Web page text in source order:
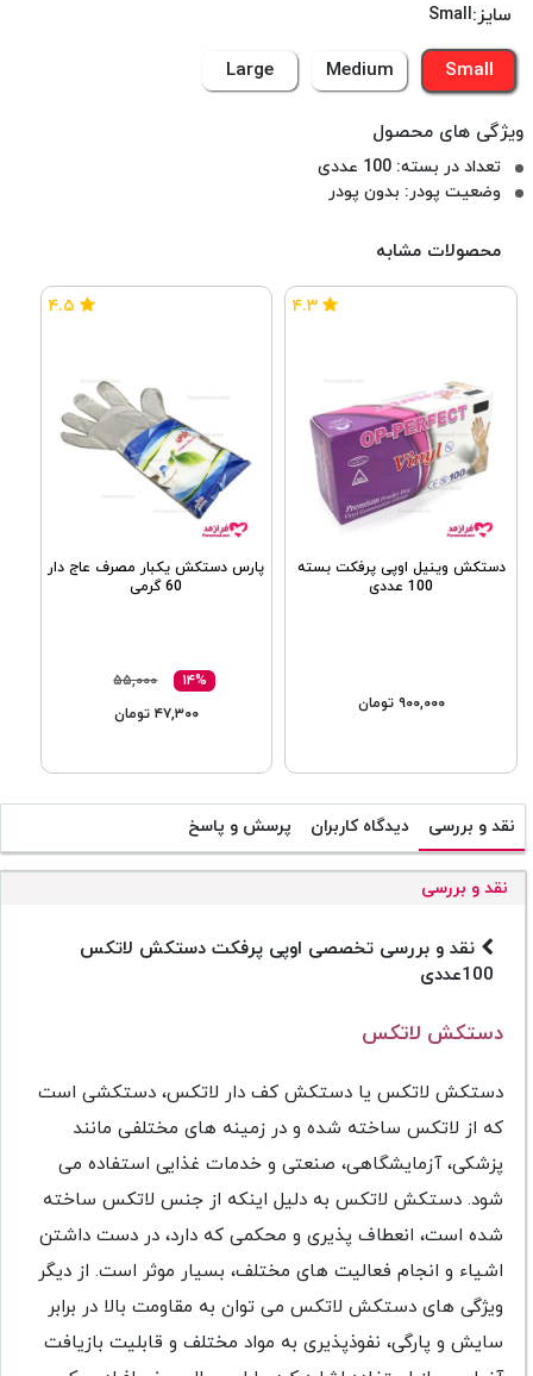
سایز:Small
Small
Medium
Large
تعداد در بسته: 100 عددی
وضعیت پودر: بدون پودر
محصولات مشابه
دستکش وینیل اوپی پرفکت بسته
100 عددی
۹۰۰,۰۰۰ تومان
۴.۳
پارس دستکش یکبار مصرف عاج دار
60 گرمی
۱۴%
۵۵,۰۰۰
۴۷,۳۰۰ تومان
۴.۵
نقد و بررسی دیدگاه کاربران پرسش و پاسخ
نقد و بررسی
نقد و بررسی تخصصی اوپی پرفکت دستکش لاتکس
100عددی
دستکش لاتکس
دستکش لاتکس یا دستکش کف دار لاتکس، دستکشی است
که از لاتکس ساخته شده و در زمینه های مختلفی مانند
پزشکی، آزمایشگاهی، صنعتی و خدمات غذایی استفاده می
شود. دستکش لاتکس به دلیل اینکه از جنس لاتکس ساخته
شده است، انعطاف پذیری و محکمی که دارد، در دست داشتن
اشیاء و انجام فعالیت های مختلف، بسیار موثر است. از دیگر
ویژگی های دستکش لاتکس می توان به مقاومت بالا در برابر
سایش و پارگی، نفوذپذیری به مواد مختلف و قابلیت بازیافت